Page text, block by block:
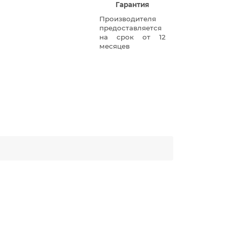
Гарантия
Производителя
предоставляется
на срок от 12
месяцев